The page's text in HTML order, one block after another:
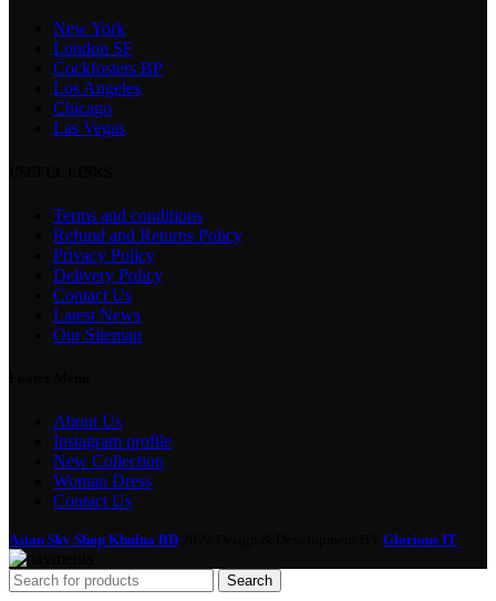
New York
London SF
Cockfosters BP
Los Angeles
Chicago
Las Vegas
Terms and conditions
Refund and Returns Policy
Privacy Policy
Delivery Policy
Contact Us
Latest News
Our Sitemap
About Us
Instagram profile
New Collection
Woman Dress
Contact Us
Asian Sky Shop Khulna BD Glorious IT
Search